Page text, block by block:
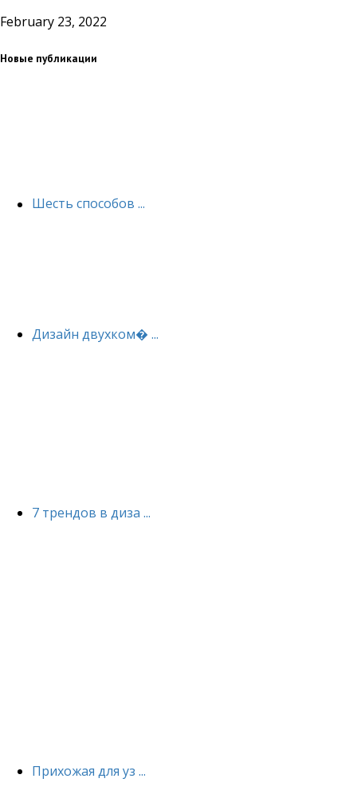
February 23, 2022
Новые публикации
Шесть способов ...
Дизайн двухком� ...
7 трендов в диза ...
Прихожая для уз ...